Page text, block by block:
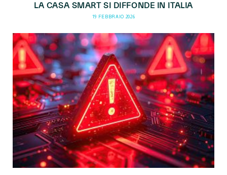
LA CASA SMART SI DIFFONDE IN ITALIA
19 FEBBRAIO 2026